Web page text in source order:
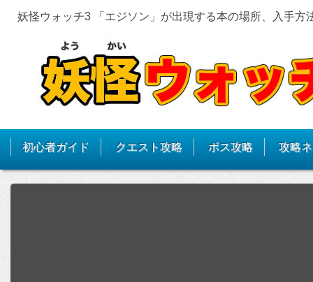
妖怪ウォッチ3 「エジソン」が出現する本の場所、入手方
初心者ガイド クエスト攻略 ボス攻略 攻略